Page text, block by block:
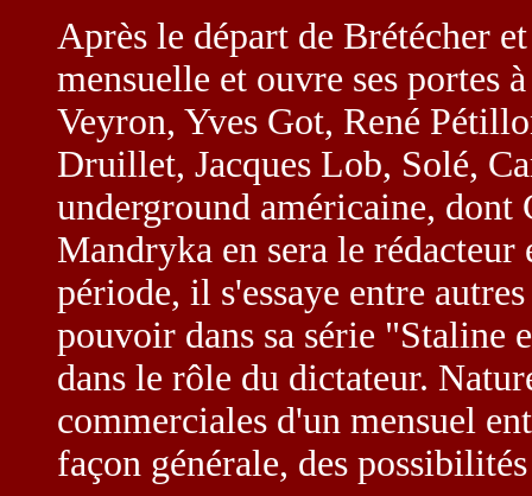
Après le départ de Brétécher
mensuelle et ouvre ses portes
Veyron, Yves Got, René
Druillet, Jacques Lob, Solé,
underground américaine,
Mandryka en sera le
période, il s'essaye entre
pouvoir dans sa série "Staline
dans le rôle du dictateur.
commerciales d'un mensuel
façon générale, des